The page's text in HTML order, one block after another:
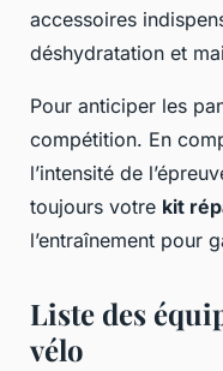
accessoires
déshydratation et
Pour anticiper les
compétition. En
l’intensité de
toujours votre kit
l’entraînement pour
Liste des
vélo